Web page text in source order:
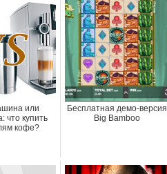
или
что купить
кофе?
Бесплатная демо-версия
Big Bamboo